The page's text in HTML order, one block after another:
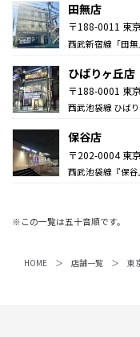
田無店
〒188-0011 東
西武新宿線「田無
ひばりヶ丘店
〒188-0001 東
西武池袋線 ひば
保谷店
〒202-0004 東
西武池袋線『保
※この一覧は五十音順です。
HOME 店舗一覧 東